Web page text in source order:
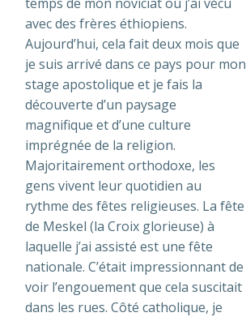
avec des frères éthiopiens.
Aujourd’hui, cela fait deux mois que
je suis arrivé dans ce pays pour mon
stage apostolique et je fais la
découverte d’un paysage
magnifique et d’une culture
imprégnée de la religion.
Majoritairement orthodoxe, les
gens vivent leur quotidien au
rythme des fêtes religieuses. La fête
de Meskel (la Croix glorieuse) à
laquelle j’ai assisté est une fête
nationale. C’était impressionnant de
voir l’engouement que cela suscitait
dans les rues. Côté catholique, je